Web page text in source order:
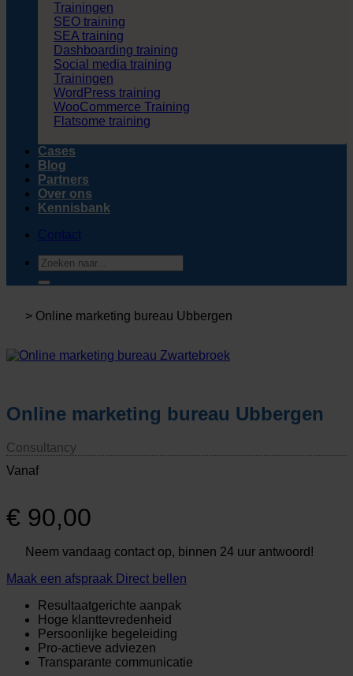
Trainingen
SEO training
SEA training
Dashboarding training
Social media training
Trainingen
WordPress training
WooCommerce Training
Flatsome training
Cases
Blog
Partners
Over ons
Kennisbank
Contact
Zoeken
naar:
> Online marketing bureau Ubbergen
Online marketing bureau Ubbergen
Consultancy
Vanaf
€ 90,00
Neem vandaag contact op, binnen 24 uur antwoord!
Maak een afspraak Direct bellen
Resultaatgerichte aanpak
Hoge klanttevredenheid
Persoonlijke begeleiding
Pro-actieve adviezen
Transparante communicatie